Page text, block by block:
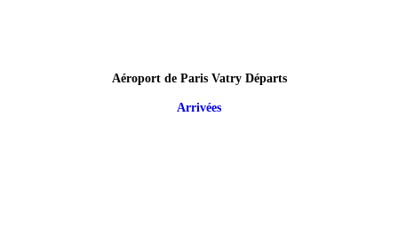
Aéroport de Paris Vatry Départs
Arrivées